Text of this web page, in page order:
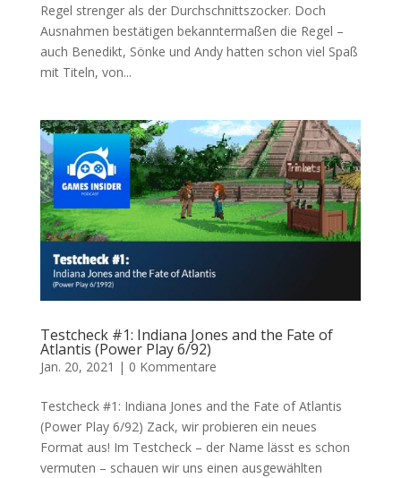
Regel strenger als der Durchschnittszocker. Doch
Ausnahmen bestätigen bekanntermaßen die Regel –
auch Benedikt, Sönke und Andy hatten schon viel Spaß
mit Titeln, von...
Testcheck #1: Indiana Jones and the Fate of
Atlantis (Power Play 6/92)
Jan. 20, 2021 | 0 Kommentare
Testcheck #1: Indiana Jones and the Fate of Atlantis
(Power Play 6/92) Zack, wir probieren ein neues
Format aus! Im Testcheck – der Name lässt es schon
vermuten – schauen wir uns einen ausgewählten